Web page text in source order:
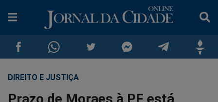
CompartilharCompartilharCompartilhar
DIREITO E JUSTIÇA